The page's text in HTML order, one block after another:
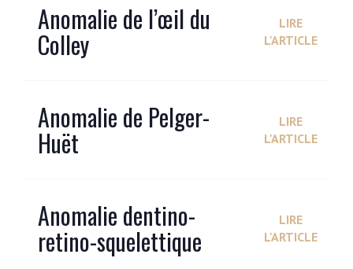
Anomalie de l’œil du
Colley
LIRE
L'ARTICLE
Anomalie de Pelger-
Huët
LIRE
L'ARTICLE
Anomalie dentino-
retino-squelettique
LIRE
L'ARTICLE